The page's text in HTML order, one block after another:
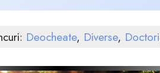
Deocheate, Diverse, Doctori